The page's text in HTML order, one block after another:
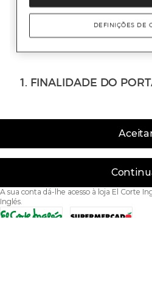
A sua conta dá-lhe acesso à loja El Corte
Inglés.